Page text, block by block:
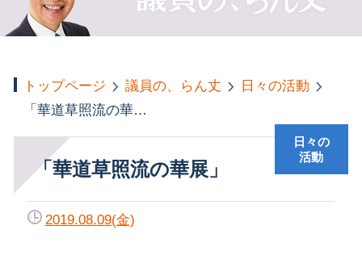
トップページ 議員の、らん丈
日々の活動
「華道草照流の華展」
「華道草照流の華展」
日々の
活動
2019.08.09(金)